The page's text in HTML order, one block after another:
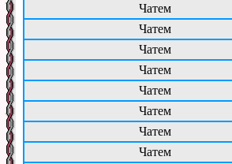
Чатем
Чатем
Чатем
Чатем
Чатем
Чатем
Чатем
Чатем